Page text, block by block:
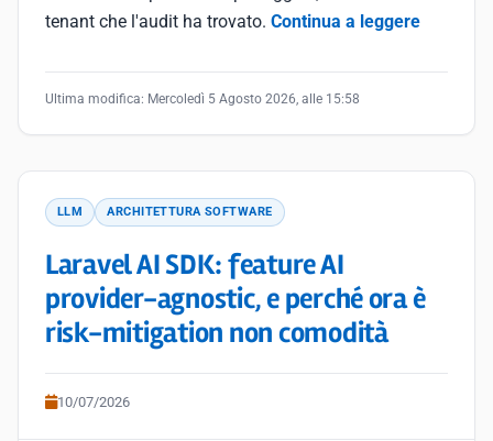
tenant che l'audit ha trovato. Continua a leggere
Ultima modifica: Mercoledì 5 Agosto 2026, alle 15:58
LLM ARCHITETTURA SOFTWARE
Laravel AI SDK: feature AI
provider-agnostic, e perché ora è
risk-mitigation non comodità
10/07/2026